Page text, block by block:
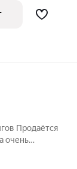
Продаётся
очень